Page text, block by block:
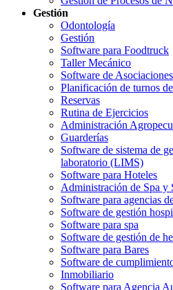
Gestión
Odontología
Gestión
Software para Foodtruck
Taller Mecánico
Software de Asociaciones
Planificación de turnos
Reservas
Rutina de Ejercicios
Administración
Guarderías
Software de sistema de
laboratorio (LIMS)
Software para Hoteles
Administración de Spa y
Software para agencias
Software de gestión
Software para spa
Software de gestión de
Software para Bares
Software de
Inmobiliario
Software para Agencia